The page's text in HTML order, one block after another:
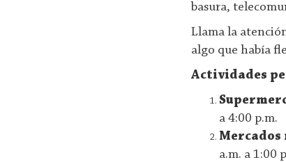
basura,
Llama la
algo que había
Actividades
a 4:00 p.m.
a.m. a 1:00